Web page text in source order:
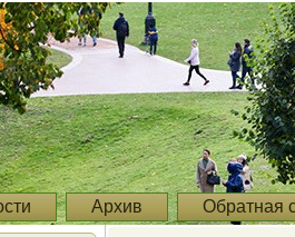
Архив Обратная